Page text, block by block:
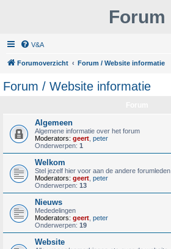
Forum
V&A
Forumoverzicht Forum / Website informatie
Forum / Website informatie
Algemeen
Algemene informatie over het forum
Moderators: geert peter
Onderwerpen: 1
Welkom
Stel jezelf hier voor aan de andere forumleden
Moderators: geert peter
Onderwerpen: 13
Nieuws
Mededelingen
Moderators: geert peter
Onderwerpen: 19
Website